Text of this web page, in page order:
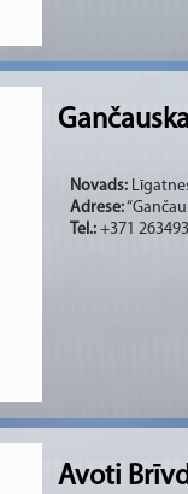
Novads:
Adrese:
Tel.: +371
Avoti